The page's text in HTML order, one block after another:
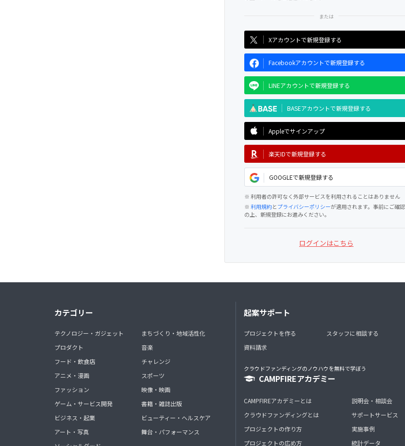
Xアカウントで新規登録する
Facebookアカウントで新規登録する
LINEアカウントで新規登録する
BASEアカウントで新規登録する
Appleでサインアップ
楽天IDで新規登録する
GOOGLEで新規登録する
※ 利用者の許可なく外部サービスを利用されることはありません
※利用規約とプライバシーポリシーが適用されます。事前にご確認
の上、新規登録にお進みください。
ログインはこちら
カテゴリー
テクノロジー・ガジェット
プロダクト
フード・飲食店
アニメ・漫画
ファッション
ゲーム・サービス開発
ビジネス・起業
アート・写真
まちづくり・地域活性化
音楽
チャレンジ
スポーツ
映像・映画
書籍・雑誌出版
ビューティー・ヘルスケア
舞台・パフォーマンス
起案サポート
プロジェクトを作る
資料請求
スタッフに相談する
クラウドファンディングのノウハウを無料で学ぼう
CAMPFIREアカデミー
CAMPFIREアカデミーとは
クラウドファンディングとは
プロジェクトの作り方
プロジェクトの広め方
説明会・相談会
サポートサービス
実施事例
統計データ